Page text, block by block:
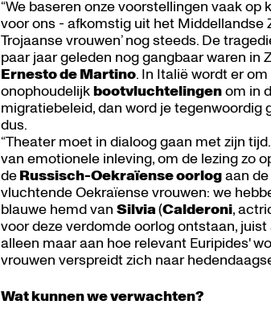
“We baseren onze voorstellingen vaak
voor ons - afkomstig uit het Middellandse
Trojaanse vrouwen’ nog steeds. De
paar jaar geleden nog gangbaar waren
Ernesto de Martino. In Italië wordt er
onophoudelijkbootvluchtelingenom in
migratiebeleid, dan word je
dus.
“Theater moet in dialoog gaan met zijn
van emotionele inleving, om de lezing zo
deRussisch-Oekraïense oorlogaan
vluchtende Oekraïense vrouwen: we
blauwe hemd van Silvia(Calderoni,
voor deze verdomde oorlog ontstaan,
alleen maar aan hoe relevant Euripides'
vrouwen verspreidt zich naar
Wat kunnen we verwachten?